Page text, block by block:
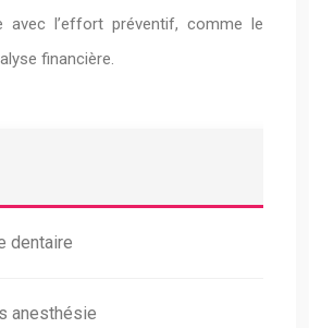
avec l’effort préventif, comme le
financière.
dentaire
anesthésie